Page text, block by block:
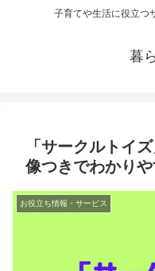
子育てや生活に役立つ
暮
「サークルトイ
像つきでわかりや
お役立ち情報・サービス